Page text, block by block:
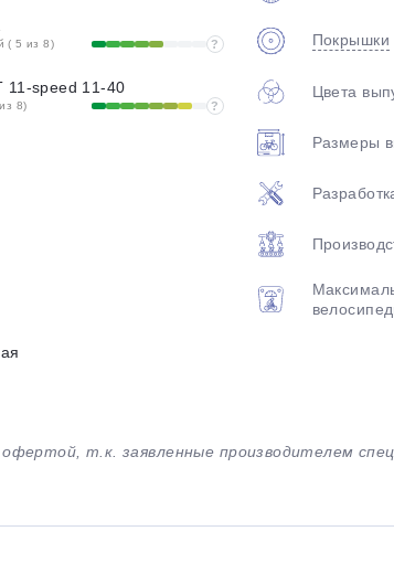
( 5 из 8) ?
11-speed 11-40
8) ?
Покрышки
Цвета
Размеры
т.к. заявленные производителем